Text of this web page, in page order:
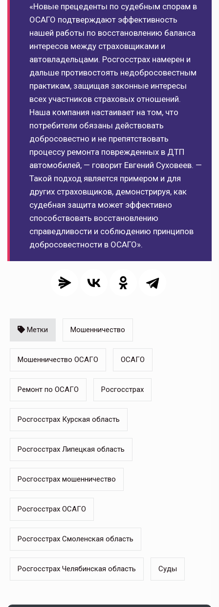
«Новые прецеденты по судебным спорам в
ОСАГО подтверждают эффективность
нашей работы по восстановлению баланса
интересов между страховщиками и
автовладельцами. Росгосстрах намерен и
дальше противостоять недобросовестным
практикам, защищая законные интересы
всех участников страховых отношений.
Наша компания настаивает на том, что
потребители обязаны действовать
добросовестно и не препятствовать
процессу ремонта поврежденных в ДТП
автомобилей, — говорит Евгений Суховеев. —
Такой подход является примером и для
других страховщиков, демонстрируя, как
судебная защита может эффективно
способствовать восстановлению
справедливости и соблюдению принципов
добросовестности в ОСАГО».
Метки Мошенничество
Мошенничество ОСАГО ОСАГО
Ремонт по ОСАГО Росгосстрах
Росгосстрах Курская область
Росгосстрах Липецкая область
Росгосстрах мошенничество
Росгосстрах ОСАГО
Росгосстрах Смоленская область
Росгосстрах Челябинская область Суды